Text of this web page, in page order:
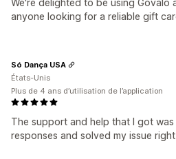
We're delighted to be using Govalo
anyone looking for a reliable gift
The support and help that I got
responses and solved my issue
Só Dança USA
États-Unis
Plus de 4 ans d’utilisation de l’application